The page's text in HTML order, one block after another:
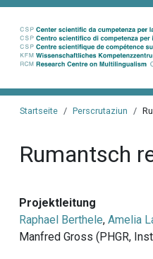
Startseite Perscrutaziun
Rumantsch
Projektleitung
Raphael Berthele,Amelia
Manfred Gross (PHGR,